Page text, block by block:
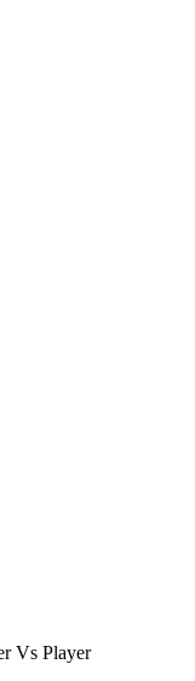
Vs Player